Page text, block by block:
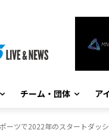
チーム・団体 ア
ポーツで2022年のスタートダ